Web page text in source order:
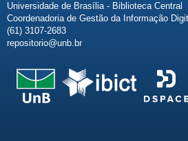
Universidade de Brasília - Biblioteca Central
Coordenadoria de Gestão da Informação
(61) 3107-2683
repositorio@unb.br